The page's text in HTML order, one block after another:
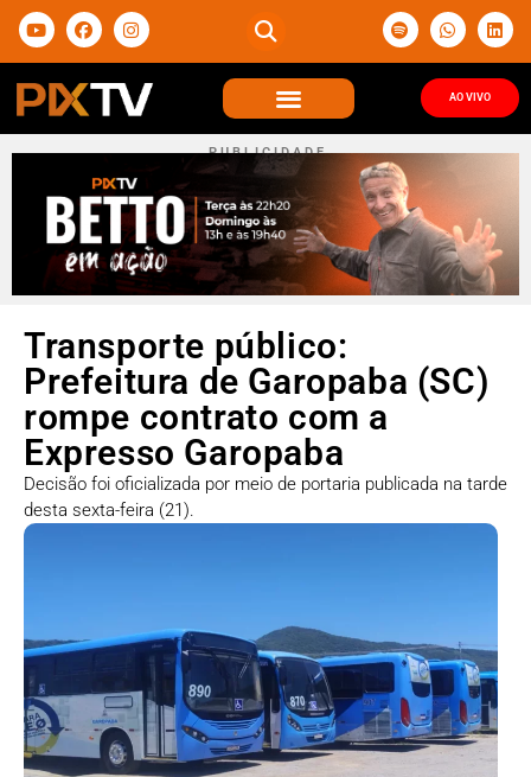
AO VIVO
P U B L I C I D A D E
Transporte público:
Prefeitura de Garopaba (SC)
rompe contrato com a
Expresso Garopaba
Decisão foi oficializada por meio de portaria publicada na tarde
desta sexta-feira (21).